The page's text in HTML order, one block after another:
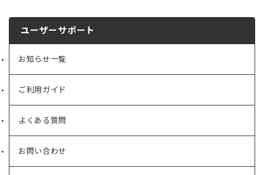
ユーザーサポート
お知らせ一覧
ご利用ガイド
よくある質問
お問い合わせ